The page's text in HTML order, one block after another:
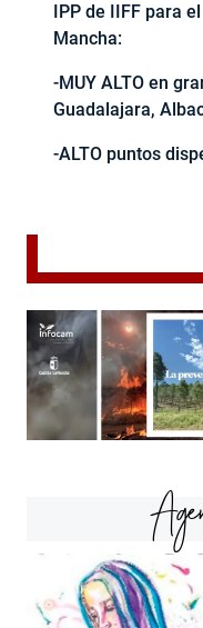
IPP de IIFF para
Mancha:
-MUY ALTO en
Guadalajara,
-ALTO puntos